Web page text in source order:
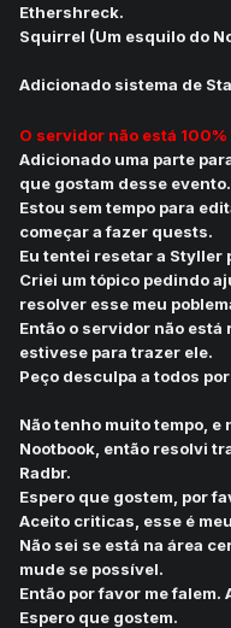
Ethershreck.
Squirrel (Um esquilo do
Adicionado sistema de
O servidor não está 100%
Adicionado uma parte
que gostam desse evento.
Estou sem tempo para
começar a fazer quests.
Eu tentei resetar a Styller
Criei um tópico pedindo
resolver esse meu
Então o servidor não
estivese para trazer ele.
Peço desculpa a todos
Não tenho muito tempo,
Nootbook, então resolvi
Radbr.
Espero que gostem, por
Aceito criticas, esse é
Não sei se está na área
mude se possível.
Então por favor me falem.
Espero que gostem.